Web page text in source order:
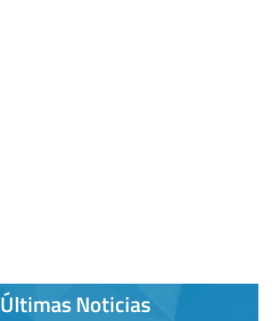
Últimas Noticias